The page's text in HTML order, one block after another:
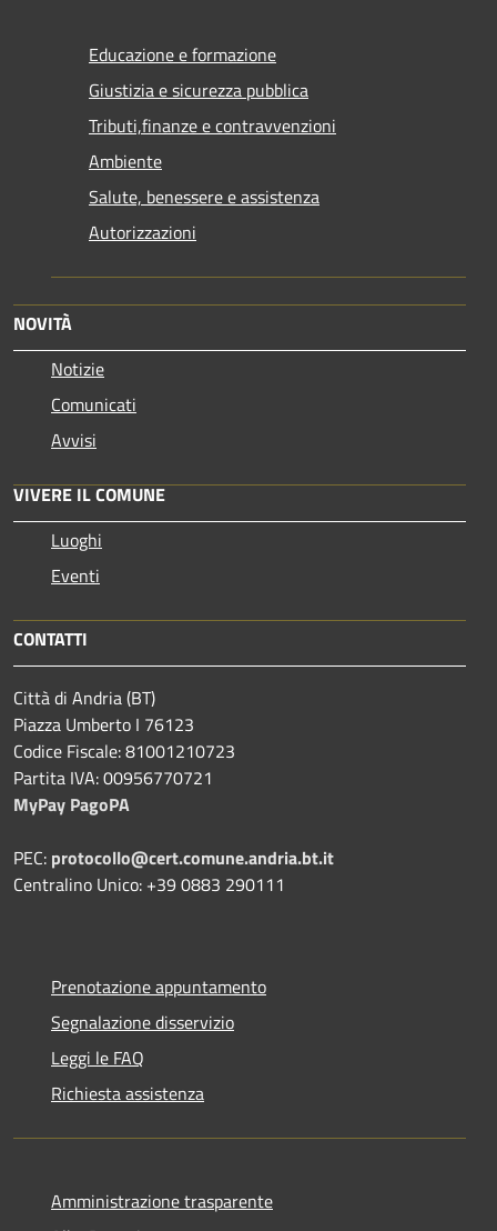
Educazione e formazione
Giustizia e sicurezza pubblica
Tributi,finanze e contravvenzioni
Ambiente
Salute, benessere e assistenza
Autorizzazioni
NOVITÀ
Notizie
Comunicati
Avvisi
VIVERE IL COMUNE
Luoghi
Eventi
CONTATTI
Città di Andria (BT)
Piazza Umberto I 76123
Codice Fiscale: 81001210723
Partita IVA: 00956770721
MyPay PagoPA
PEC: protocollo@cert.comune.andria.bt.it
Centralino Unico: +39 0883 290111
Prenotazione appuntamento
Segnalazione disservizio
Leggi le FAQ
Richiesta assistenza
Amministrazione trasparente